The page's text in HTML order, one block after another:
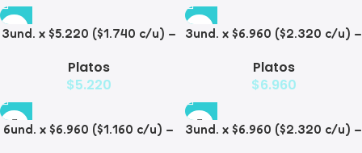
3und. x $5.220 ($1.740 c/u) –
Mascotas con Diseño
Platos
$5.220
3und. x $6.960 ($2.320 c/u) –
Mascotas con Patitas
Platos
$6.960
6und. x $6.960 ($1.160 c/u) –
3und. x $6.960 ($2.320 c/u) –